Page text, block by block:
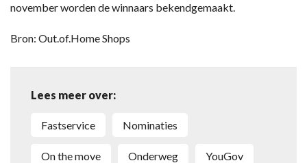
november worden de winnaars bekendgemaakt.
Bron: Out.of.Home Shops
Lees meer over:
fastservice nominaties
on the move onderweg YouGov